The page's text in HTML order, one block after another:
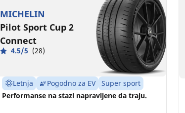
MICHELIN
Pilot Sport Cup 2
Connect
4.5/5 (28)
Letnja Pogodno za EV
Super sport
Performanse na stazi napravljene da traju.